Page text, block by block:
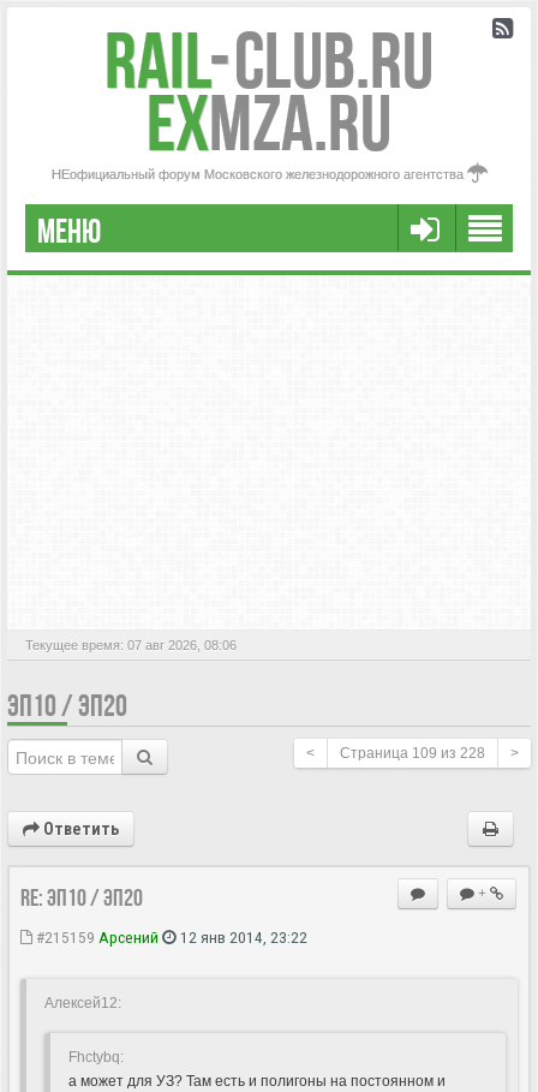
Rail-Club.RU
exMZA.RU
НЕофициальный форум Московского железнодорожного агентства
МЕНЮ
РЕГИСТРАЦИЯ
Текущее время: 07 авг 2026, 08:06
ЭП10 / ЭП20
< Страница 109 из 228 >
Ответить
+
Re: ЭП10 / ЭП20
#215159 Арсений 12 янв 2014, 23:22
Алексей12:
Fhctybq:
а может для УЗ? Там есть и полигоны на постоянном и